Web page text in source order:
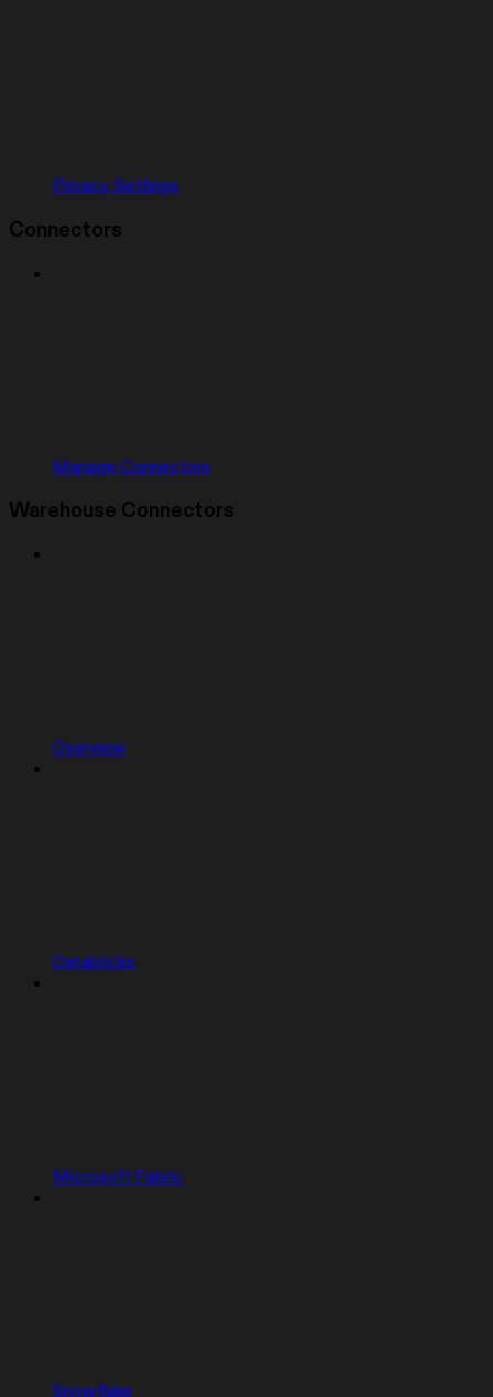
Privacy Settings
Connectors
Manage Connectors
Warehouse Connectors
Overview
Databricks
Microsoft Fabric
Snowflake